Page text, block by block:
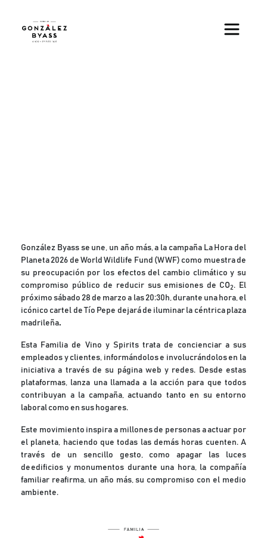
González Byass se une, un año más, a la campaña La Hora del
Planeta 2026 de World Wildlife Fund (WWF) como muestra de
su preocupación por los efectos del cambio climático y su
compromiso público de reducir sus emisiones de CO2. El
próximo sábado 28 de marzo a las 20:30h, durante una hora, el
icónico cartel de Tío Pepe dejará de iluminar la céntrica plaza
madrileña.
Esta Familia de Vino y Spirits trata de concienciar a sus
empleados y clientes, informándolos e involucrándolos en la
iniciativa a través de su página web y redes. Desde estas
plataformas, lanza una llamada a la acción para que todos
contribuyan a la campaña, actuando tanto en su entorno
laboral como en sus hogares.
Este movimiento inspira a millones de personas a actuar por
el planeta, haciendo que todas las demás horas cuenten. A
través de un
sencillo gesto, como apagar las luces
de edificios y monumentos durante una hora, la compañía
familiar reafirma, un año más, su compromiso con el medio
ambiente.